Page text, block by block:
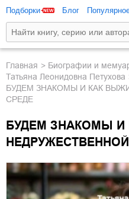
Подборки
Блог
Главная
биографии и
Татьяна Леонидовна Петухова
БУДЕМ ЗНАКОМЫ И КАК ВЫЖИТЬ В НЕДРУЖЕСТВЕННОЙ
СРЕДЕ
БУДЕМ ЗНАКОМЫ И